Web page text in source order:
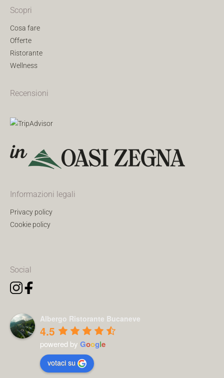
Scopri
Cosa fare
Offerte
Ristorante
Wellness
Recensioni
Informazioni legali
Privacy policy
Cookie policy
Social
Albergo Ristorante Bucaneve
4.5
powered by Google
votaci su